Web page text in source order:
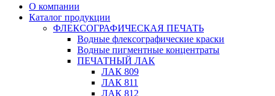
О компании
Каталог продукции
ФЛЕКСОГРАФИЧЕСКАЯ ПЕЧАТЬ
Водные флексографические краски
Водные пигментные концентраты
ПЕЧАТНЫЙ ЛАК
ЛАК 809
ЛАК 811
ЛАК 812